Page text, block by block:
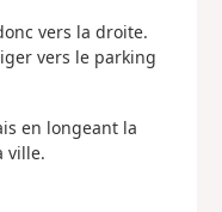
vers la droite.
vers le parking
en longeant la
ville.